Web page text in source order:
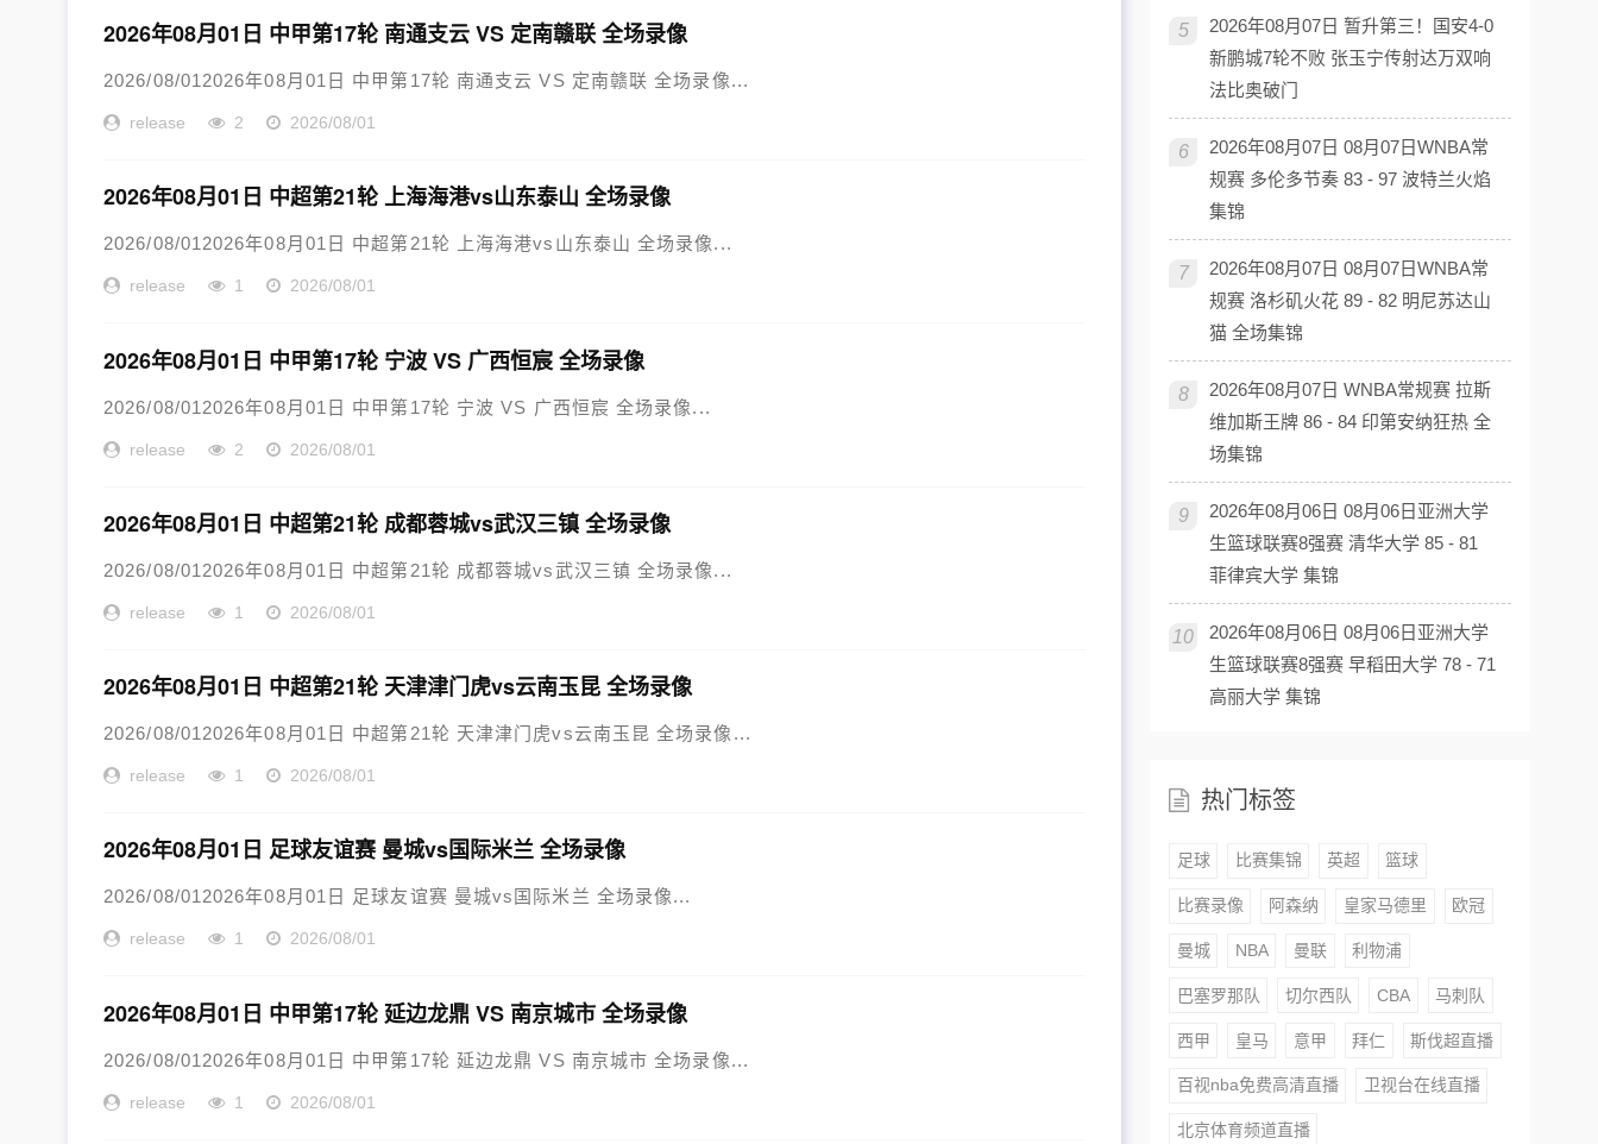
2026年08月01日 中甲第17轮 南通支云 VS 定南赣联 全场录像
2026/08/012026年08月01日 中甲第17轮 南通支云 VS 定南赣联 全场录像...
release 2 2026/08/01
2026年08月01日 中超第21轮 上海海港vs山东泰山 全场录像
2026/08/012026年08月01日 中超第21轮 上海海港vs山东泰山 全场录像...
release 1 2026/08/01
2026年08月01日 中甲第17轮 宁波 VS 广西恒宸 全场录像
2026/08/012026年08月01日 中甲第17轮 宁波 VS 广西恒宸 全场录像...
release 2 2026/08/01
2026年08月01日 中超第21轮 成都蓉城vs武汉三镇 全场录像
2026/08/012026年08月01日 中超第21轮 成都蓉城vs武汉三镇 全场录像...
release 1 2026/08/01
2026年08月01日 中超第21轮 天津津门虎vs云南玉昆 全场录像
2026/08/012026年08月01日 中超第21轮 天津津门虎vs云南玉昆 全场录像...
release 1 2026/08/01
2026年08月01日 足球友谊赛 曼城vs国际米兰 全场录像
2026/08/012026年08月01日 足球友谊赛 曼城vs国际米兰 全场录像...
release 1 2026/08/01
2026年08月01日 中甲第17轮 延边龙鼎 VS 南京城市 全场录像
2026/08/012026年08月01日 中甲第17轮 延边龙鼎 VS 南京城市 全场录像...
release 1 2026/08/01
5
2026年08月07日 暂升第三！国安4-0
新鹏城7轮不败 张玉宁传射达万双响
法比奥破门
6
2026年08月07日 08月07日WNBA常
规赛 多伦多节奏 83 - 97 波特兰火焰
集锦
7
2026年08月07日 08月07日WNBA常
规赛 洛杉矶火花 89 - 82 明尼苏达山
猫 全场集锦
8
2026年08月07日 WNBA常规赛 拉斯
维加斯王牌 86 - 84 印第安纳狂热 全
场集锦
9
2026年08月06日 08月06日亚洲大学
生篮球联赛8强赛 清华大学 85 - 81
菲律宾大学 集锦
10
2026年08月06日 08月06日亚洲大学
生篮球联赛8强赛 早稻田大学 78 - 71
高丽大学 集锦
热门标签
足球 比赛集锦 英超 篮球
比赛录像 阿森纳 皇家马德里 欧冠
曼城 NBA 曼联 利物浦
巴塞罗那队 切尔西队 CBA 马刺队
西甲 皇马 意甲 拜仁 斯伐超直播
百视nba免费高清直播 卫视台在线直播
北京体育频道直播